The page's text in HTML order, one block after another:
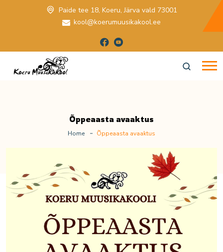
Paide tee 18, Koeru, Järva vald 73001
kool@koerumuusikakool.ee
Õppeaasta avaaktus
Home Õppeaasta avaaktus